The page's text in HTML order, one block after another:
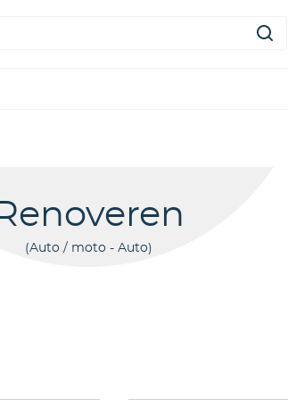
Renoveren
Auto / moto - Auto